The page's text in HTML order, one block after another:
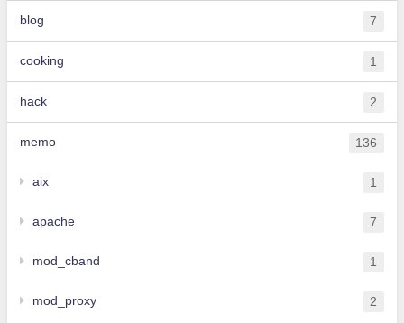
blog 7
cooking 1
hack 2
memo 136
aix 1
apache 7
mod_cband 1
mod_proxy 2